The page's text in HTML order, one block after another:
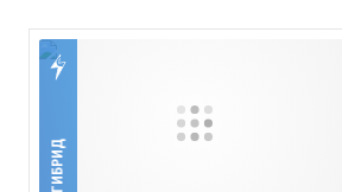
ГИБРИД